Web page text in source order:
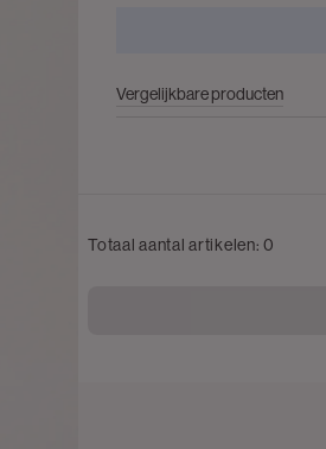
Vergelijkbare producten
Totaal aantal artikelen:0